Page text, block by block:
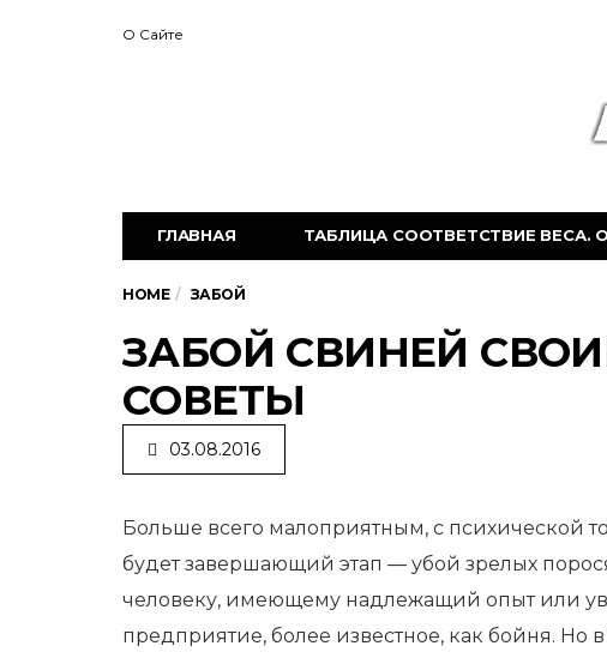
О Сайте
ГЛАВНАЯ ТАБЛИЦА СООТВЕТСТВИЕ ВЕСА.
HOME ЗАБОЙ
ЗАБОЙ СВИНЕЙ
СОВЕТЫ
03.08.2016
Больше всего малоприятным, с психической
будет завершающий этап — убой зрелых
человеку, имеющему надлежащий опыт или
предприятие, более известное, как бойня.